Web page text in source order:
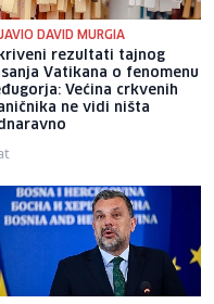
DAVID MURGIA
rezultati tajnog
Vatikana o fenomenu
Većina crkvenih
ne vidi ništa